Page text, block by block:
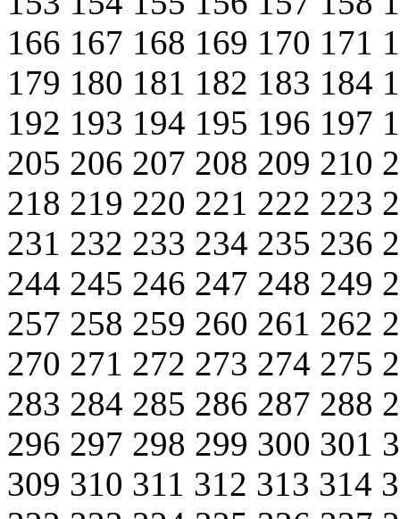
166 167 168 169 170 171
179 180 181 182 183 184
192 193 194 195 196 197
205 206 207 208 209 210
218 219 220 221 222 223
231 232 233 234 235 236
244 245 246 247 248 249
257 258 259 260 261 262
270 271 272 273 274 275
283 284 285 286 287 288
296 297 298 299 300 301
309 310 311 312 313 314